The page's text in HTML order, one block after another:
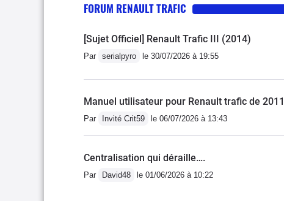
comme il tourne toujours
enfants qui sont grands à
différentes).Je
FORUM RENAULT TRAFIC
[Sujet Officiel] Renault Trafic III (2014)
Par serialpyro le 30/07/2026 à 19:55
Manuel utilisateur pour Renault trafic de 2011
Par Invité Crit59 le 06/07/2026 à 13:43
Centralisation qui déraille….
Par David48 le 01/06/2026 à 10:22